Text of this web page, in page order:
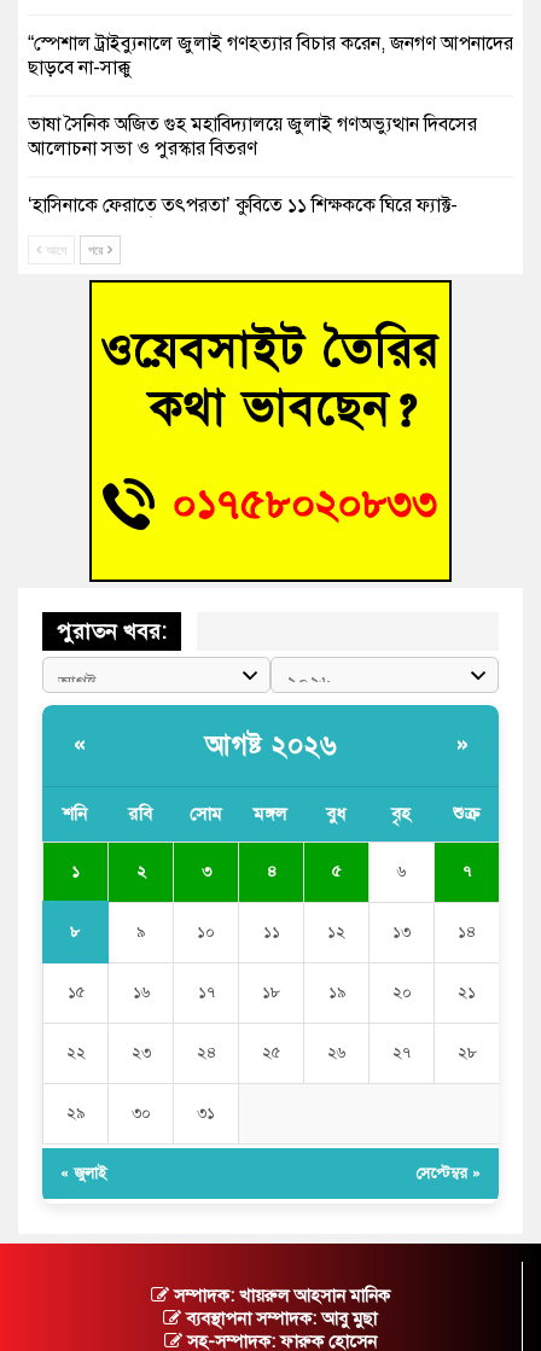
“স্পেশাল ট্রাইব্যুনালে জুলাই গণহত্যার বিচার করেন, জনগণ আপনাদের
ছাড়বে না-সাক্কু
ভাষা সৈনিক অজিত গুহ মহাবিদ্যালয়ে জুলাই গণঅভ্যুত্থান দিবসের
আলোচনা সভা ও পুরস্কার বিতরণ
‘হাসিনাকে ফেরাতে তৎপরতা’ কুবিতে ১১ শিক্ষককে ঘিরে ফ্যাক্ট-
বাঁশের খুঁটিতে ভর করে টিকে আছে সেতু
জুলাই গণঅভ্যুত্থান দিবসে কুমিল্লায় শ্রদ্ধা, র‍্যালি ও সংবর্ধনা
তনু হত্যা মামলায় গ্রেফতার সাবেক সেনা সদস্য হাফিজুর রহমান
হাইকোর্টের জামিনে মুক্ত
আহত শিক্ষার্থীদের দেখতে গিয়ে মেডিকেলের ক্যান্টিনে অবরুদ্ধ জবি
আগে পরে
পুরাতন খবর:
« আগষ্ট ২০২৬ »
শনি রবি সোম মঙ্গল বুধ বৃহ শুক্র
১ ২ ৩ ৪ ৫ ৬ ৭
৮ ৯ ১০ ১১ ১২ ১৩ ১৪
১৫ ১৬ ১৭ ১৮ ১৯ ২০ ২১
২২ ২৩ ২৪ ২৫ ২৬ ২৭ ২৮
২৯ ৩০ ৩১
« জুলাই সেপ্টেম্বর »
সম্পাদক: খায়রুল আহসান মানিক
ব্যবস্থাপনা সম্পাদক: আবু মুছা
সহ-সম্পাদক: ফারুক হোসেন